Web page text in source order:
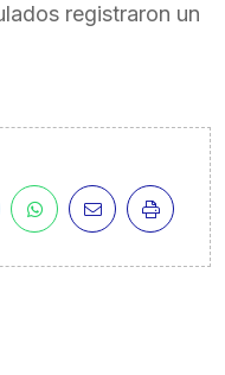
registraron un